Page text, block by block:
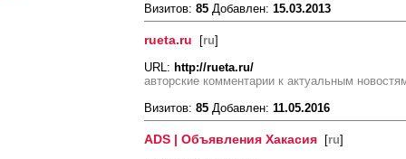
Визитов: 85 Добавлен: 15.03.2013
rueta.ru [ru]
URL: http://rueta.ru/
авторские комментарии к актуальным
Визитов: 85 Добавлен: 11.05.2016
ADS | Объявления Хакасия [ru]